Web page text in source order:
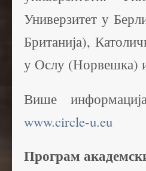
Универзитет у
Британија),
у Ослу (Норвешка)
Више
www.circle-u.eu
Програм